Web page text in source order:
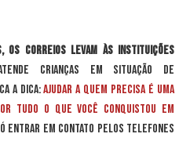
os Correios levam às instituições
crianças em situação de
a dica: ajudar a quem precisa é uma
tudo o que você conquistou em
entrar em contato pelos telefones